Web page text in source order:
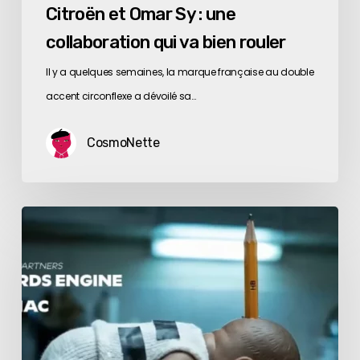
Citroën et Omar Sy : une
collaboration qui va bien rouler
Il y a quelques semaines, la marque française au double
accent circonflexe a dévoilé sa…
CosmoNette
Le
festival
de
Cannes
des
pubs